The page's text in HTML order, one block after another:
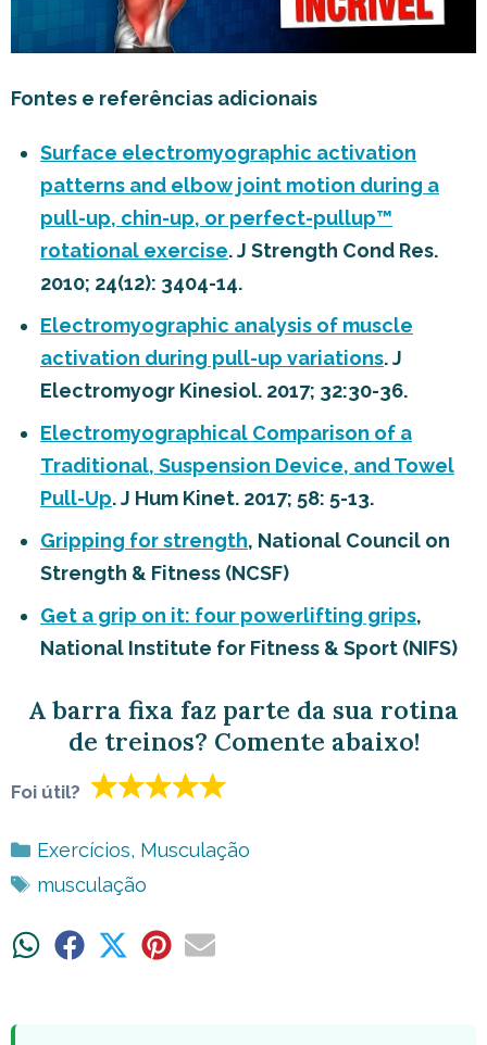
Fontes e referências adicionais
Surface electromyographic activation
patterns and elbow joint motion during a
pull-up, chin-up, or perfect-pullup™
rotational exercise. J Strength Cond Res.
2010; 24(12): 3404-14.
Electromyographic analysis of muscle
activation during pull-up variations. J
Electromyogr Kinesiol. 2017; 32:30-36.
Electromyographical Comparison of a
Traditional, Suspension Device, and Towel
Pull-Up. J Hum Kinet. 2017; 58: 5-13.
Gripping for strength, National Council on
Strength & Fitness (NCSF)
Get a grip on it: four powerlifting grips,
National Institute for Fitness & Sport (NIFS)
A barra fixa faz parte da sua rotina
de treinos? Comente abaixo!
Foi útil?
Categorias
Exercícios, Musculação
Tags
musculação
ShareShare ShareShareShare